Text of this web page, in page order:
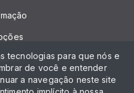
tecnologias para que nós e
de você e entender
a navegação neste site